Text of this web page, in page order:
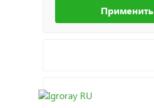
Применить